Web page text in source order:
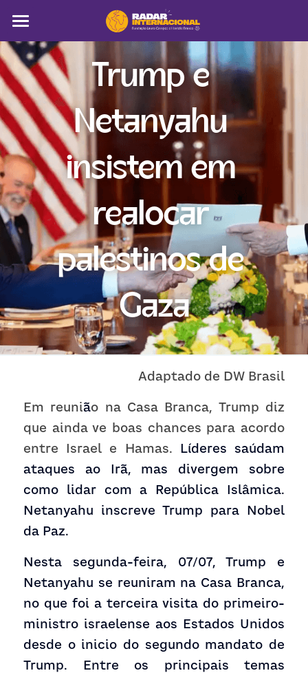
Sobre
Colunistas
América Latina
Notícias
Artigos
Pega a visão
Busca
Receba atualizações
Trump e
Netanyahu
insistem em
realocar
palestinos de
Gaza
Adaptado de DW Brasil
Em reunião na Casa Branca, Trump diz
que ainda ve boas chances para acordo
entre Israel e Hamas. Líderes saúdam
ataques ao Irã, mas divergem sobre
como lidar com a República Islâmica.
Netanyahu inscreve Trump para Nobel
da Paz.
Nesta segunda-feira, 07/07, Trump e
Netanyahu se reuniram na Casa Branca,
no que foi a terceira visita do primeiro-
ministro israelense aos Estados Unidos
desde o inicio do segundo mandato de
Trump. Entre os principais temas